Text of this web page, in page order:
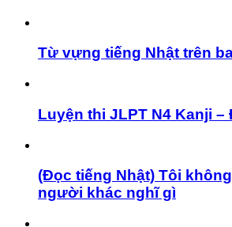
Từ vựng tiếng Nhật trên
Luyện thi JLPT N4 Kanji –
(Đọc tiếng Nhật) Tôi
người khác nghĩ gì